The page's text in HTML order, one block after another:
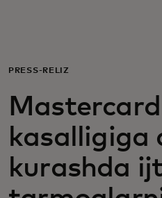
Biznes uchun
Butun dunyo
Innovatorlar
PRESS-RELIZ
kasalligiga
kurashda